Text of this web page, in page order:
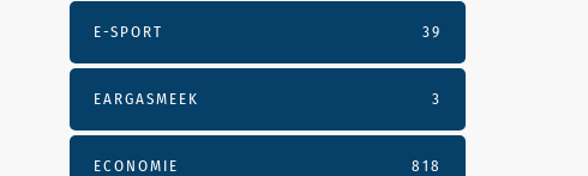
E-SPORT 39
EARGASMEEK 3
ECONOMIE 818